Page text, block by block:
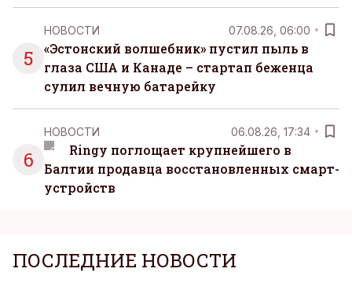
5
НОВОСТИ 07.08.26, 06:00
«Эстонский волшебник» пустил пыль в
глаза США и Канаде – стартап беженца
сулил вечную батарейку
6
НОВОСТИ 06.08.26, 17:34
Ringy поглощает крупнейшего в
Балтии продавца восстановленных смарт-
устройств
ПОСЛЕДНИЕ НОВОСТИ